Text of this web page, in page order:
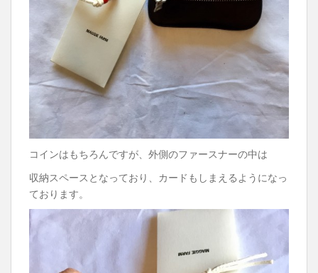
コインはもちろんですが、外側のファースナーの中は
収納スペースとなっており、カードもしまえるようになっ
ております。